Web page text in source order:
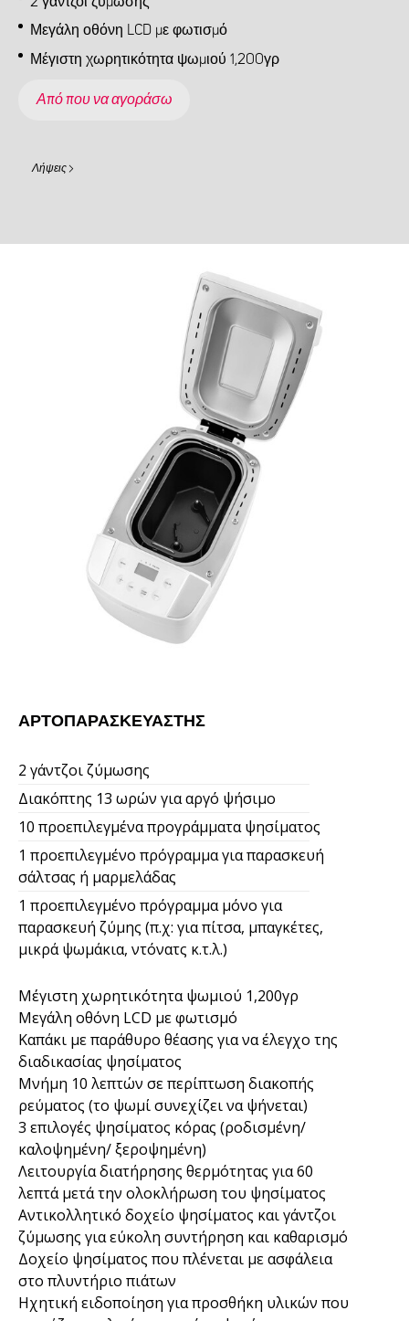
Μεγάλη οθόνη LCD με φωτισμό
Μέγιστη χωρητικότητα ψωμιού 1,200γρ
Από που να αγοράσω
Λήψεις
ΑΡΤΟΠΑΡΑΣΚΕΥΑΣΤΉΣ
2 γάντζοι ζύμωσης
Διακόπτης 13 ωρών για αργό ψήσιμο
10 προεπιλεγμένα προγράμματα ψησίματος
1 προεπιλεγμένο πρόγραμμα για παρασκευή
σάλτσας ή μαρμελάδας
1 προεπιλεγμένο πρόγραμμα μόνο για
παρασκευή ζύμης (π.χ: για πίτσα, μπαγκέτες,
μικρά ψωμάκια, ντόνατς κ.τ.λ.)
Μέγιστη χωρητικότητα ψωμιού 1,200γρ
Μεγάλη οθόνη LCD με φωτισμό
Kαπάκι με παράθυρο θέασης για να έλεγχο της
διαδικασίας ψησίματος
Μνήμη 10 λεπτών σε περίπτωση διακοπής
ρεύματος (το ψωμί συνεχίζει να ψήνεται)
3 επιλογές ψησίματος κόρας (ροδισμένη/
καλοψημένη/ ξεροψημένη)
Λειτουργία διατήρησης θερμότητας για 60
λεπτά μετά την ολοκλήρωση του ψησίματος
Αντικολλητικό δοχείο ψησίματος και γάντζοι
ζύμωσης για εύκολη συντήρηση και καθαρισμό
Δοχείο ψησίματος που πλένεται με ασφάλεια
στο πλυντήριο πιάτων
Ηχητική ειδοποίηση για προσθήκη υλικών που